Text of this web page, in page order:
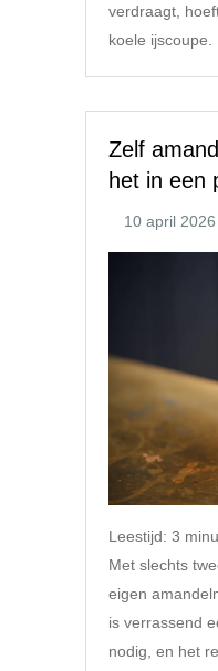
verdraagt,
koele
Zelf
het in een
Leestijd: 3
Met slechts
eigen
is verrassend
nodig, en het